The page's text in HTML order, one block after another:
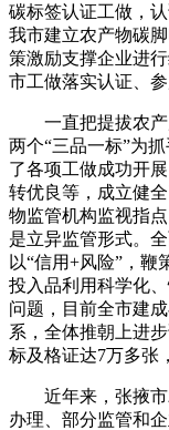
碳标签认证工做，
我市建立农产物碳
策激励支撑企业进
市工做落实认证、
一直把提拔农产质
两个“三品一标”为
了各项工做成功开
转优良等，成立健
物监管机构监视指
是立异监管形式。
以“信用+风险”，
投入品利用科学化
问题，目前全市建
系，全体推朝上进
标及格证达7万多张
近年来，张掖市农
办理、部分监管和